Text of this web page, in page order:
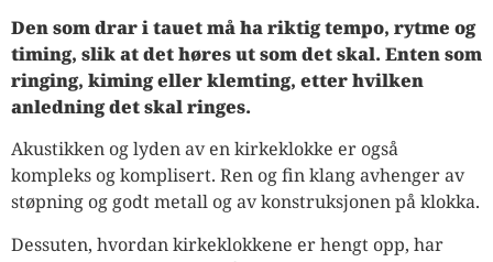
Den som drar i tauet må ha riktig tempo, rytme og
timing, slik at det høres ut som det skal. Enten som
ringing, kiming eller klemting, etter hvilken
anledning det skal ringes.
Akustikken og lyden av en kirkeklokke er også
kompleks og komplisert. Ren og fin klang avhenger av
støpning og godt metall og av konstruksjonen på klokka.
Dessuten, hvordan kirkeklokkene er hengt opp, har